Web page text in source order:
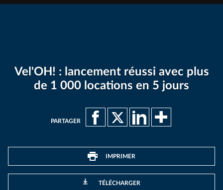
Vel'OH! : lancement réussi avec plus
de 1 000 locations en 5 jours
PARTAGER
IMPRIMER
TÉLÉCHARGER